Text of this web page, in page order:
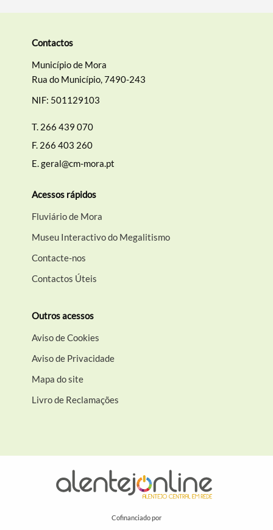
Contactos
Município de Mora
Rua do Município, 7490-243
NIF: 501129103
T. 266 439 070
F. 266 403 260
E.geral@cm-mora.pt
Acessos rápidos
Fluviário de Mora
Museu Interactivo do Megalitismo
Contacte-nos
Contactos Úteis
Outros acessos
Aviso de Cookies
Aviso de Privacidade
Mapa do site
Livro de Reclamações
Cofinanciado por